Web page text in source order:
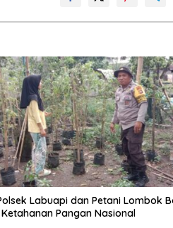
Labuapi dan Petani Lombok
Pangan Nasional